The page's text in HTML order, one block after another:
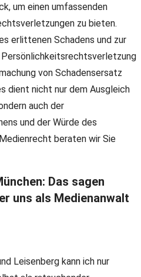
um einen umfassenden
zu bieten.
erlittenen Schadens und zur
von Schadensersatz
dient nicht nur dem Ausgleich
auch der
und der Würde des
beraten wir Sie
Das sagen
uns als Medienanwalt
Leisenberg kann ich nur